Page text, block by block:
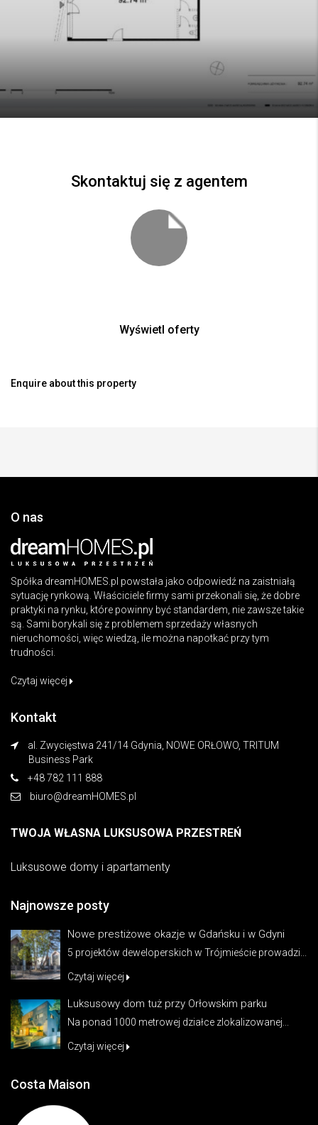
Skontaktuj się z agentem
Wyświetl oferty
Enquire about this property
O nas
Spółka dreamHOMES.pl powstała jako odpowiedź na zaistniałą
sytuację rynkową. Właściciele firmy sami przekonali się, że dobre
praktyki na rynku, które powinny być standardem, nie zawsze takie
są. Sami borykali się z problemem sprzedaży własnych
nieruchomości, więc wiedzą, ile można napotkać przy tym
trudności.
Czytaj więcej
Kontakt
al. Zwycięstwa 241/14 Gdynia, NOWE ORŁOWO, TRITUM
Business Park
+48 782 111 888
biuro@dreamHOMES.pl
TWOJA WŁASNA LUKSUSOWA PRZESTREŃ
Luksusowe domy i apartamenty
Najnowsze posty
Nowe prestiżowe okazje w Gdańsku i w Gdyni
5 projektów deweloperskich w Trójmieście prowadzi...
Czytaj więcej
Luksusowy dom tuż przy Orłowskim parku
Na ponad 1000 metrowej działce zlokalizowanej...
Czytaj więcej
Costa Maison